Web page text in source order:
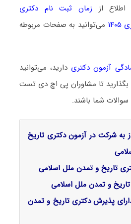
از زمان ثبت نام دکتری
می‌توانید به صفحات مربوطه
آزمون دکتری دارید، می‌توانید
تا مشاوران پی اچ دی تست
شما باشند.
به شرکت در آزمون دکتری تاریخ
تاریخ و تمدن ملل اسلامی
و تمدن ملل اسلامی
پذیرش دکتری تاریخ و تمدن